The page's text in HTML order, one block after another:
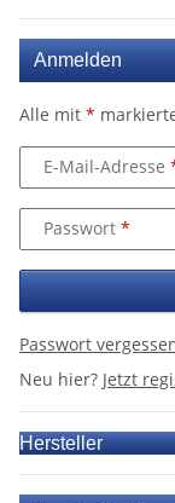
Anmelden
Alle mit *
E-Mail-Adresse
Passwort
Passwort
Neu hier? Jetzt
Hersteller